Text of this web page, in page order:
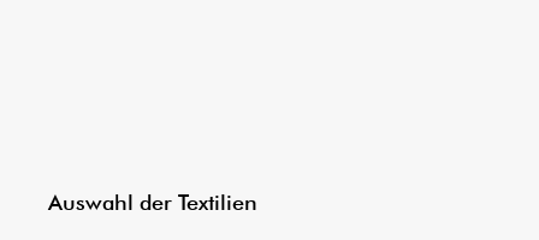
Auswahl der Textilien